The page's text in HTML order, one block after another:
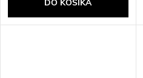
DO KOŠÍKA